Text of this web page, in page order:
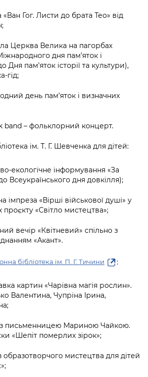
«Ван Гог. Листи до брата Тео» від
Церква Велика на пагорбах
дня пам’яток і
Дня пам’яток історії та культури),
гід;
день пам’яток і визначних
band – фольклорний концерт.
ім. Т. Г. Шевченка для дітей:
екологічне інформування «За
Всеукраїнського дня довкілля);
імпреза «Вірші військової душі» у
проєкту «Світло мистецтва»;
вечір «Квітневий» спільно з
«Акант».
бібліотека ім. П. Г. Тичини :
картин «Чарівна магія рослин».
Валентина, Чупріна Ірина,
з письменницею Мариною Чайкою.
«Шепіт померлих зірок»;
образотворчого мистецтва для дітей